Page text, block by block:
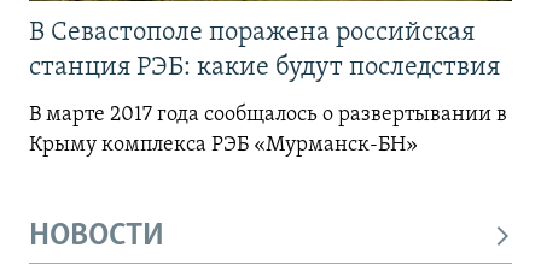
В Севастополе поражена российская
станция РЭБ: какие будут последствия
В марте 2017 года сообщалось о развертывании в
Крыму комплекса РЭБ «Мурманск-БН»
НОВОСТИ